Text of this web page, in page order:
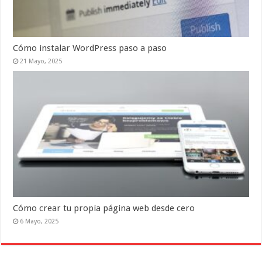
Cómo instalar WordPress paso a paso
21 Mayo, 2025
Cómo crear tu propia página web desde cero
6 Mayo, 2025